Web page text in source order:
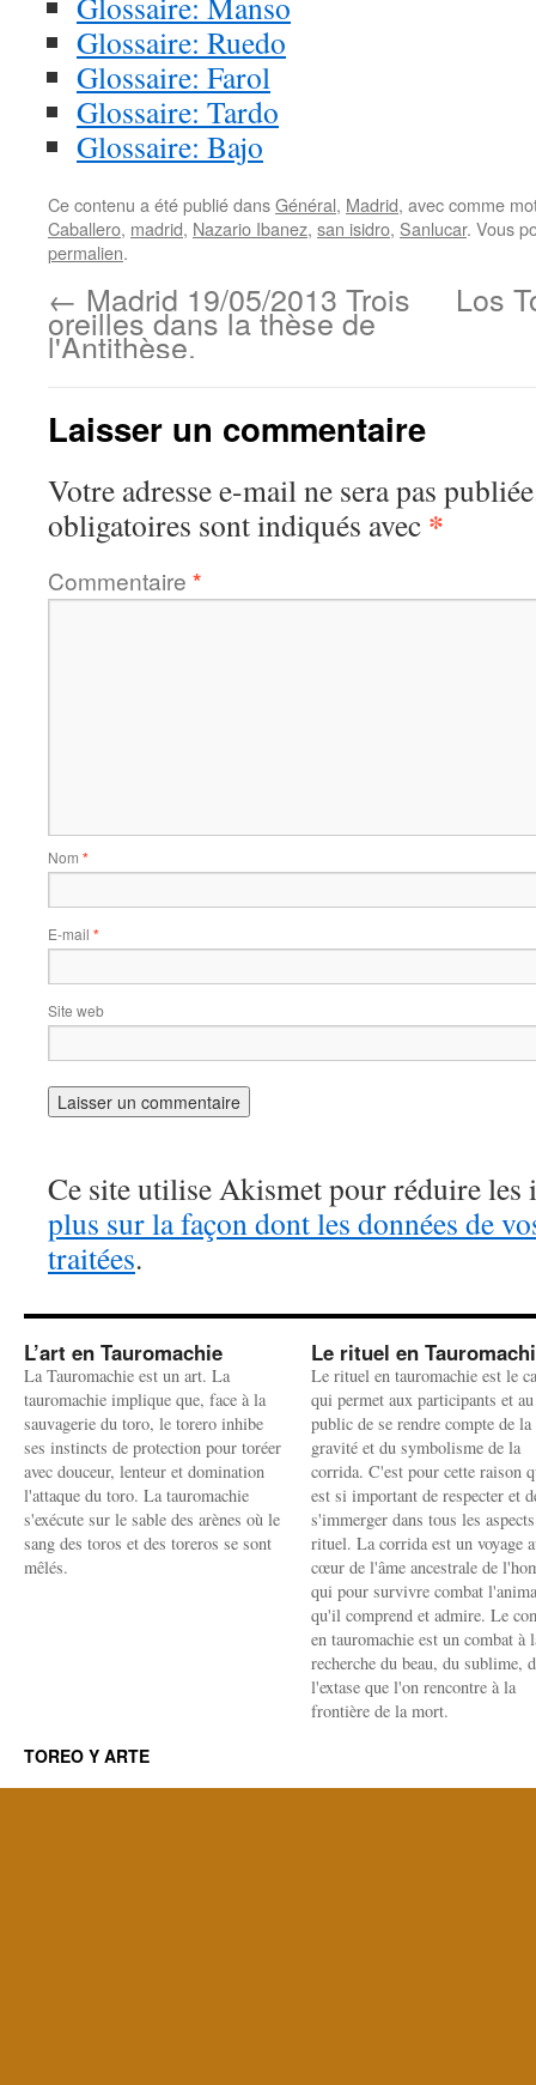
Glossaire: Ruedo
Glossaire: Farol
Glossaire: Tardo
Glossaire: Bajo
Ce contenu a été publié dansGénéral, Madrid, avec comme
Caballero, madrid, Nazario Ibanez, san isidro, Sanlucar. Vous
permalien.
← Madrid 19/05/2013 Trois
oreilles dans la thèse de
l'Antithèse.
Los
Laisser un commentaire
Votre adresse e-mail ne sera pas
obligatoires sont indiqués avec *
Commentaire *
Nom *
E-mail *
Site web
Ce site utilise Akismet pour réduire les
plus sur la façon dont les données de
traitées.
L’art en Tauromachie
La Tauromachie est un art. La
tauromachie implique que, face à la
sauvagerie du toro, le torero inhibe
ses instincts de protection pour toréer
avec douceur, lenteur et domination
l'attaque du toro. La tauromachie
s'exécute sur le sable des arènes où le
sang des toros et des toreros se sont
mêlés.
Le rituel en
Le rituel en tauromachie est le
qui permet aux participants et au
public de se rendre compte de la
gravité et du symbolisme de la
corrida. C'est pour cette raison
est si important de respecter et
s'immerger dans tous les
rituel. La corrida est un voyage
cœur de l'âme ancestrale de
qui pour survivre combat
qu'il comprend et admire. Le
en tauromachie est un combat à
recherche du beau, du sublime,
l'extase que l'on rencontre à la
frontière de la mort.
TOREO Y ARTE